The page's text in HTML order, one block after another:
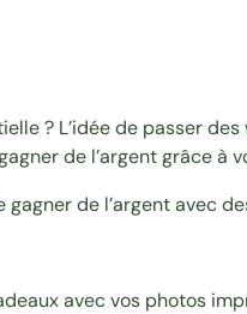
? L’idée de passer
de l’argent grâce à
de l’argent avec
avec vos photos